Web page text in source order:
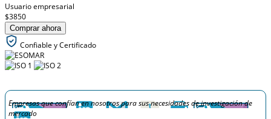
Usuario empresarial
$3850
Comprar ahora
Confiable y Certificado
Empresas que confían en nosotros para sus necesidades de investigación de
mercado